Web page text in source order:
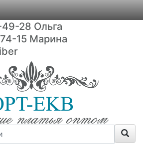
28 Ольга
15 Марина